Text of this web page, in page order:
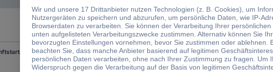
Peter Electronic VS II 400-32 25700.40032 Sanftstarter Motorleistung bei 400 V 15 kW 400 V/AC Nennstrom 32 A 32 A VS II 400-32